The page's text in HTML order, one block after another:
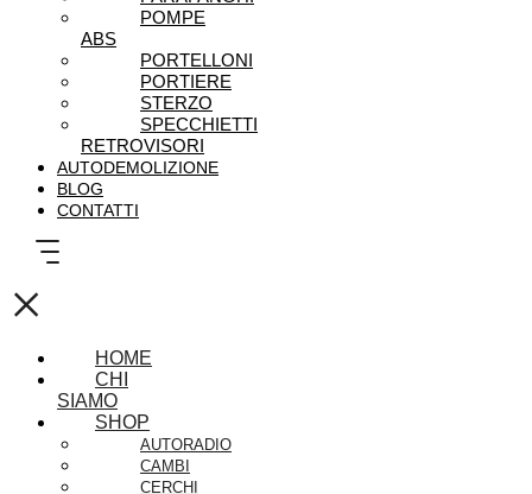
POMPE
ABS
PORTELLONI
PORTIERE
STERZO
SPECCHIETTI
RETROVISORI
AUTODEMOLIZIONE
BLOG
CONTATTI
×
HOME
CHI
SIAMO
SHOP
AUTORADIO
CAMBI
CERCHI